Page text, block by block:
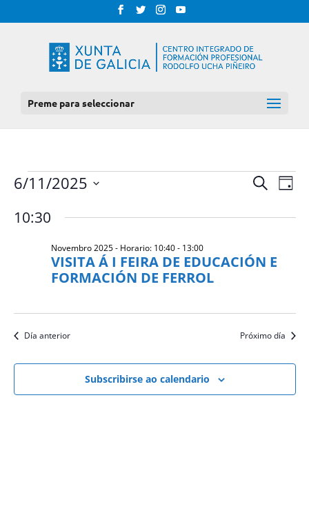
Preme para seleccionar
EVENTOS
FOR
NOVEMBRO
2025
BUSCA
VISTAS
DE
Procurar
DE
Día
6/11/2025
date.
10:30
VISITA Á I FEIRA DE EDUCACIÓN E
FORMACIÓN DE FERROL
Novembro 2025 - Horario: 10:40- 13:00
Día anterior Próximo día
Subscribirse ao calendario